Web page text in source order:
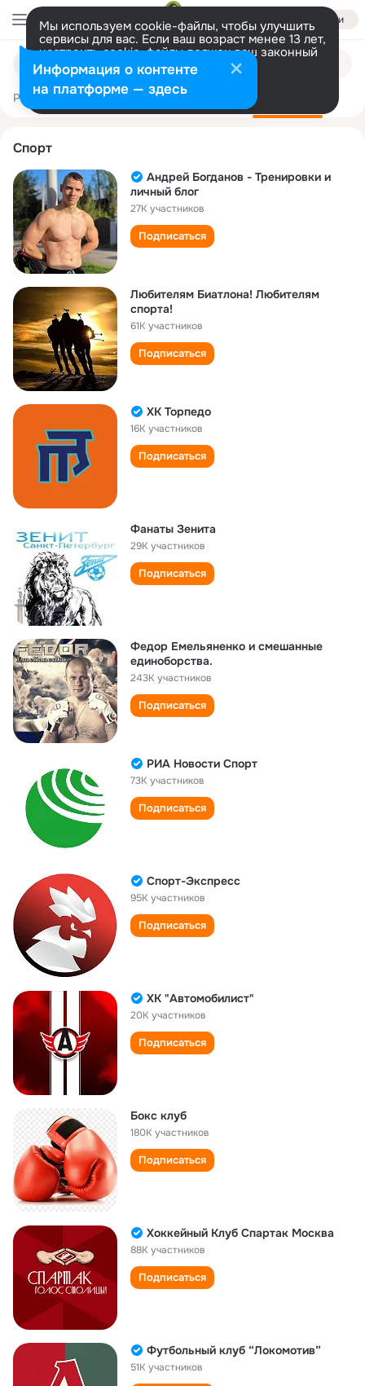
Войти
Мы используем cookie-файлы, чтобы улучшить
сервисы для вас. Если ваш возраст менее 13 лет,
настроить cookie-файлы должен ваш законный
представитель. Больше информации
Разрешить все Настроить
Рекомендуемое Официальные Категории
Спорт
Андрей Богданов - Тренировки и
личный блог
27K участников
Подписаться
Любителям Биатлона! Любителям
спорта!
61K участников
Подписаться
ХК Торпедо
16K участников
Подписаться
Фанаты Зенита
29K участников
Подписаться
Федор Емельяненко и смешанные
единоборства.
243K участников
Подписаться
РИА Новости Спорт
73K участников
Подписаться
Спорт-Экспресс
95K участников
Подписаться
ХК "Автомобилист"
20K участников
Подписаться
Бокс клуб
180K участников
Подписаться
Хоккейный Клуб Спартак Москва
88K участников
Подписаться
Футбольный клуб “Локомотив”
51K участников
Информация о контенте
на платформе — здесь